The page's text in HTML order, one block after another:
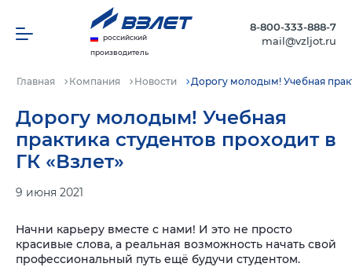
российский
производитель
8-800-333-888-7
mail@vzljot.ru
Главная Компания Новости Дорогу молодым! Учебная
Дорогу молодым! Учебная
практика студентов проходит в
ГК «Взлет»
9 июня 2021
Начни карьеру вместе с нами! И это не просто
красивые слова, а реальная возможность начать свой
профессиональный путь ещё будучи студентом.